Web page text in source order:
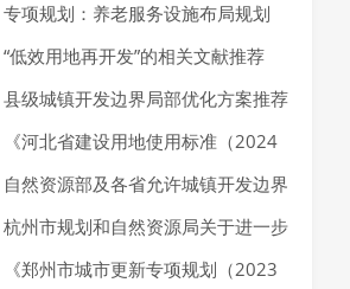
划（2025-2035年）》发布
专项规划：养老服务设施布局规划
——最新指南请参考《养老服务设施
布局规划编制技术指南（试行）（2
025年7月）》
“低效用地再开发”的相关文献推荐
县级城镇开发边界局部优化方案推荐
《河北省建设用地使用标准（2024
年版）》发布，确定10大类、55个
行业建设项目用地指标。
自然资源部及各省允许城镇开发边界
局部优化的内容
杭州市规划和自然资源局关于进一步
加强规划资源要素保障推动经济高质
《郑州市城市更新专项规划（2023